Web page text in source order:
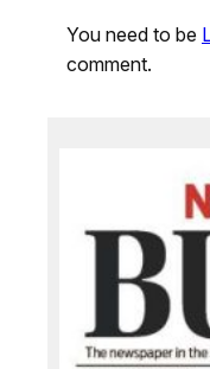
You need to be
comment.